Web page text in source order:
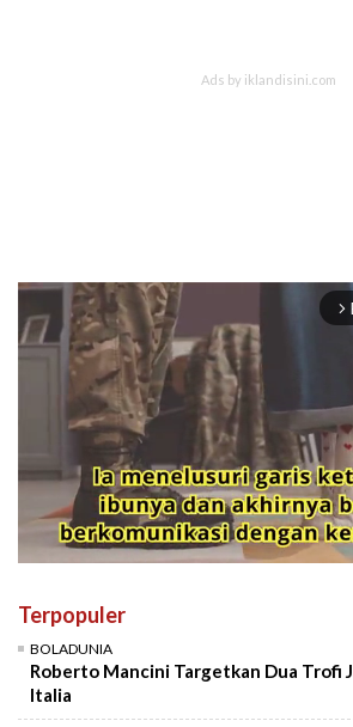
arrow_forward_ios
Terpopuler
BOLADUNIA
Roberto Mancini Targetkan Dua Trofi
Italia